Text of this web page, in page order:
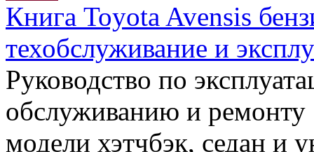
Книга Toyota Avensis
техобслуживание и
Руководство по
обслуживанию и
модели хэтчбэк, седан и